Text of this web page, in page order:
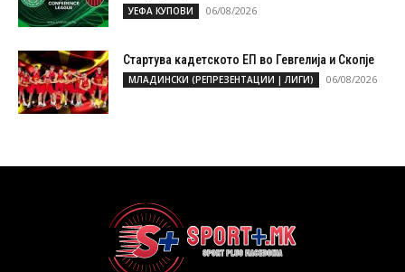
УЕФА КУПОВИ 06/08/2026
Стартува кадетското ЕП во Гевгелија и Скопје
МЛАДИНСКИ (РЕПРЕЗЕНТАЦИИ | ЛИГИ) 06/08/2026